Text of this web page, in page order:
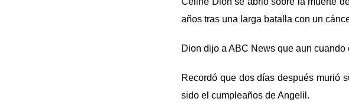
años tras una larga batalla con un
Dion dijo a ABC News que aun
Recordó que dos días después murió
sido el cumpleaños de Angelil.